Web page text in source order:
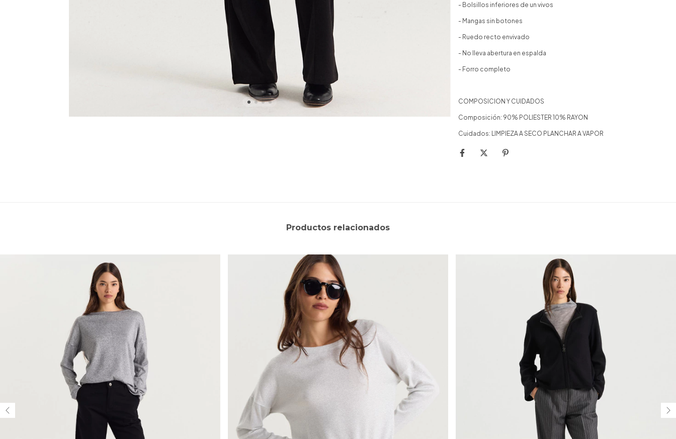
- Bolsillos inferiores de un vivos
- Mangas sin botones
- Ruedo recto envivado
- No lleva abertura en espalda
- Forro completo
COMPOSICION Y CUIDADOS
Composición: 90% POLIESTER 10% RAYON
Cuidados: LIMPIEZA A SECO PLANCHAR A VAPOR
Productos relacionados